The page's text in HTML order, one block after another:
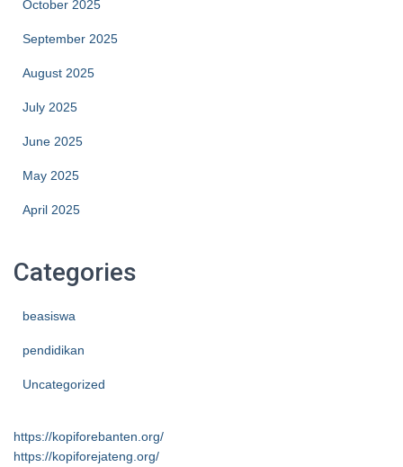
October 2025
September 2025
August 2025
July 2025
June 2025
May 2025
April 2025
Categories
beasiswa
pendidikan
Uncategorized
https://kopiforebanten.org/
https://kopiforejateng.org/